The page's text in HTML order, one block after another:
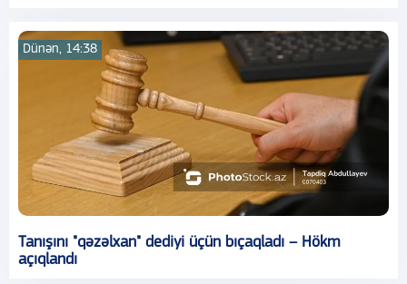
Dünən, 14:38
Tanışını "qəzəlxan" dediyi üçün bıçaqladı – Hökm
açıqlandı